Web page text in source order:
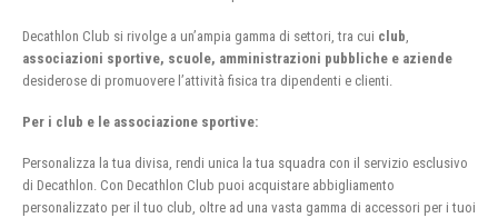
Decathlon Club si rivolge a un’ampia gamma di settori, tra cui club
associazioni sportive, scuole, amministrazioni pubbliche e aziende
desiderose di promuovere l’attività fisica tra dipendenti e clienti.
Per i club e le associazione sportive:
Personalizza la tua divisa, rendi unica la tua squadra con il servizio esclusivo
di Decathlon. Con Decathlon Club puoi acquistare abbigliamento
personalizzato per il tuo club, oltre ad una vasta gamma di accessori per i tuoi